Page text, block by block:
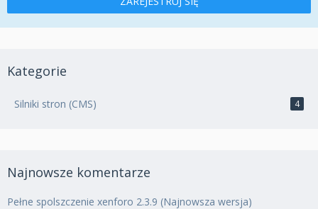
Kategorie
Silniki stron (CMS) 4
Najnowsze komentarze
Pełne spolszczenie xenforo 2.3.9 (Najnowsza wersja)